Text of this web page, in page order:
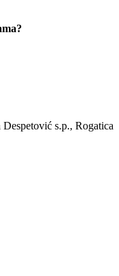
s.p., Rogatica